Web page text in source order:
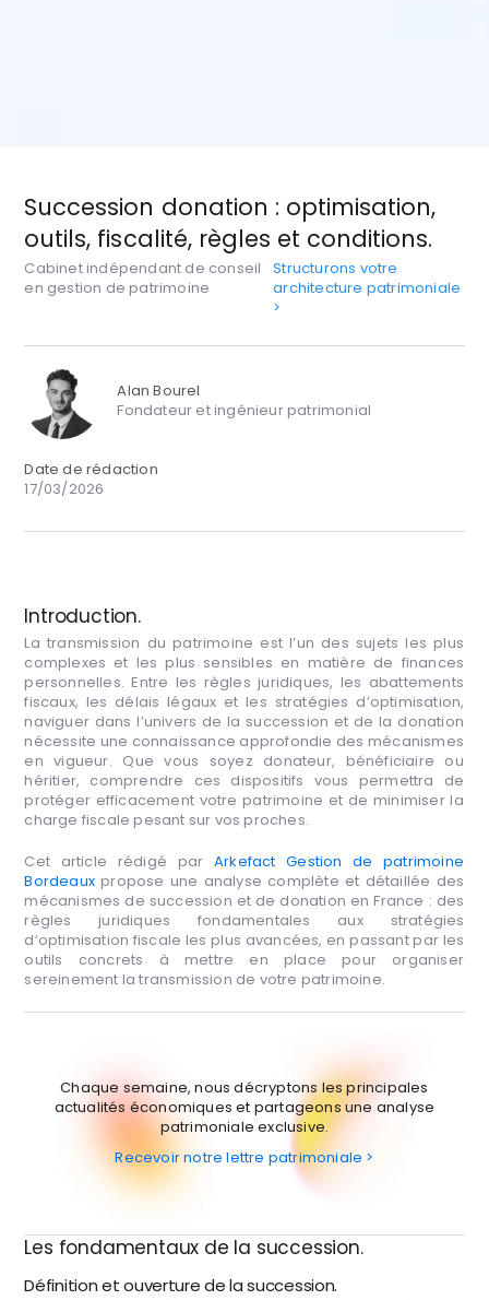
Succession donation : optimisation,
outils, fiscalité, règles et conditions.
Cabinet indépendant de conseil
en gestion de patrimoine
Structurons votre
architecture patrimoniale
>
Alan Bourel
Fondateur et ingénieur patrimonial
Date de rédaction
17/03/2026
Introduction.
La transmission du patrimoine est l’un des sujets les plus
complexes et les plus sensibles en matière de finances
personnelles. Entre les règles juridiques, les abattements
fiscaux, les délais légaux et les stratégies d’optimisation,
naviguer dans l’univers de la succession et de la donation
nécessite une connaissance approfondie des mécanismes
en vigueur. Que vous soyez donateur, bénéficiaire ou
héritier, comprendre ces dispositifs vous permettra de
protéger efficacement votre patrimoine et de minimiser la
charge fiscale pesant sur vos proches.
Cet article rédigé par Arkefact Gestion de patrimoine
Bordeaux propose une analyse complète et détaillée des
mécanismes de succession et de donation en France : des
règles juridiques fondamentales aux stratégies
d’optimisation fiscale les plus avancées, en passant par les
outils concrets à mettre en place pour organiser
sereinement la transmission de votre patrimoine.
Chaque semaine, nous décryptons les principales
actualités économiques et partageons une analyse
patrimoniale exclusive.
Recevoir notre lettre patrimoniale >
Les fondamentaux de la succession.
Définition et ouverture de la succession.